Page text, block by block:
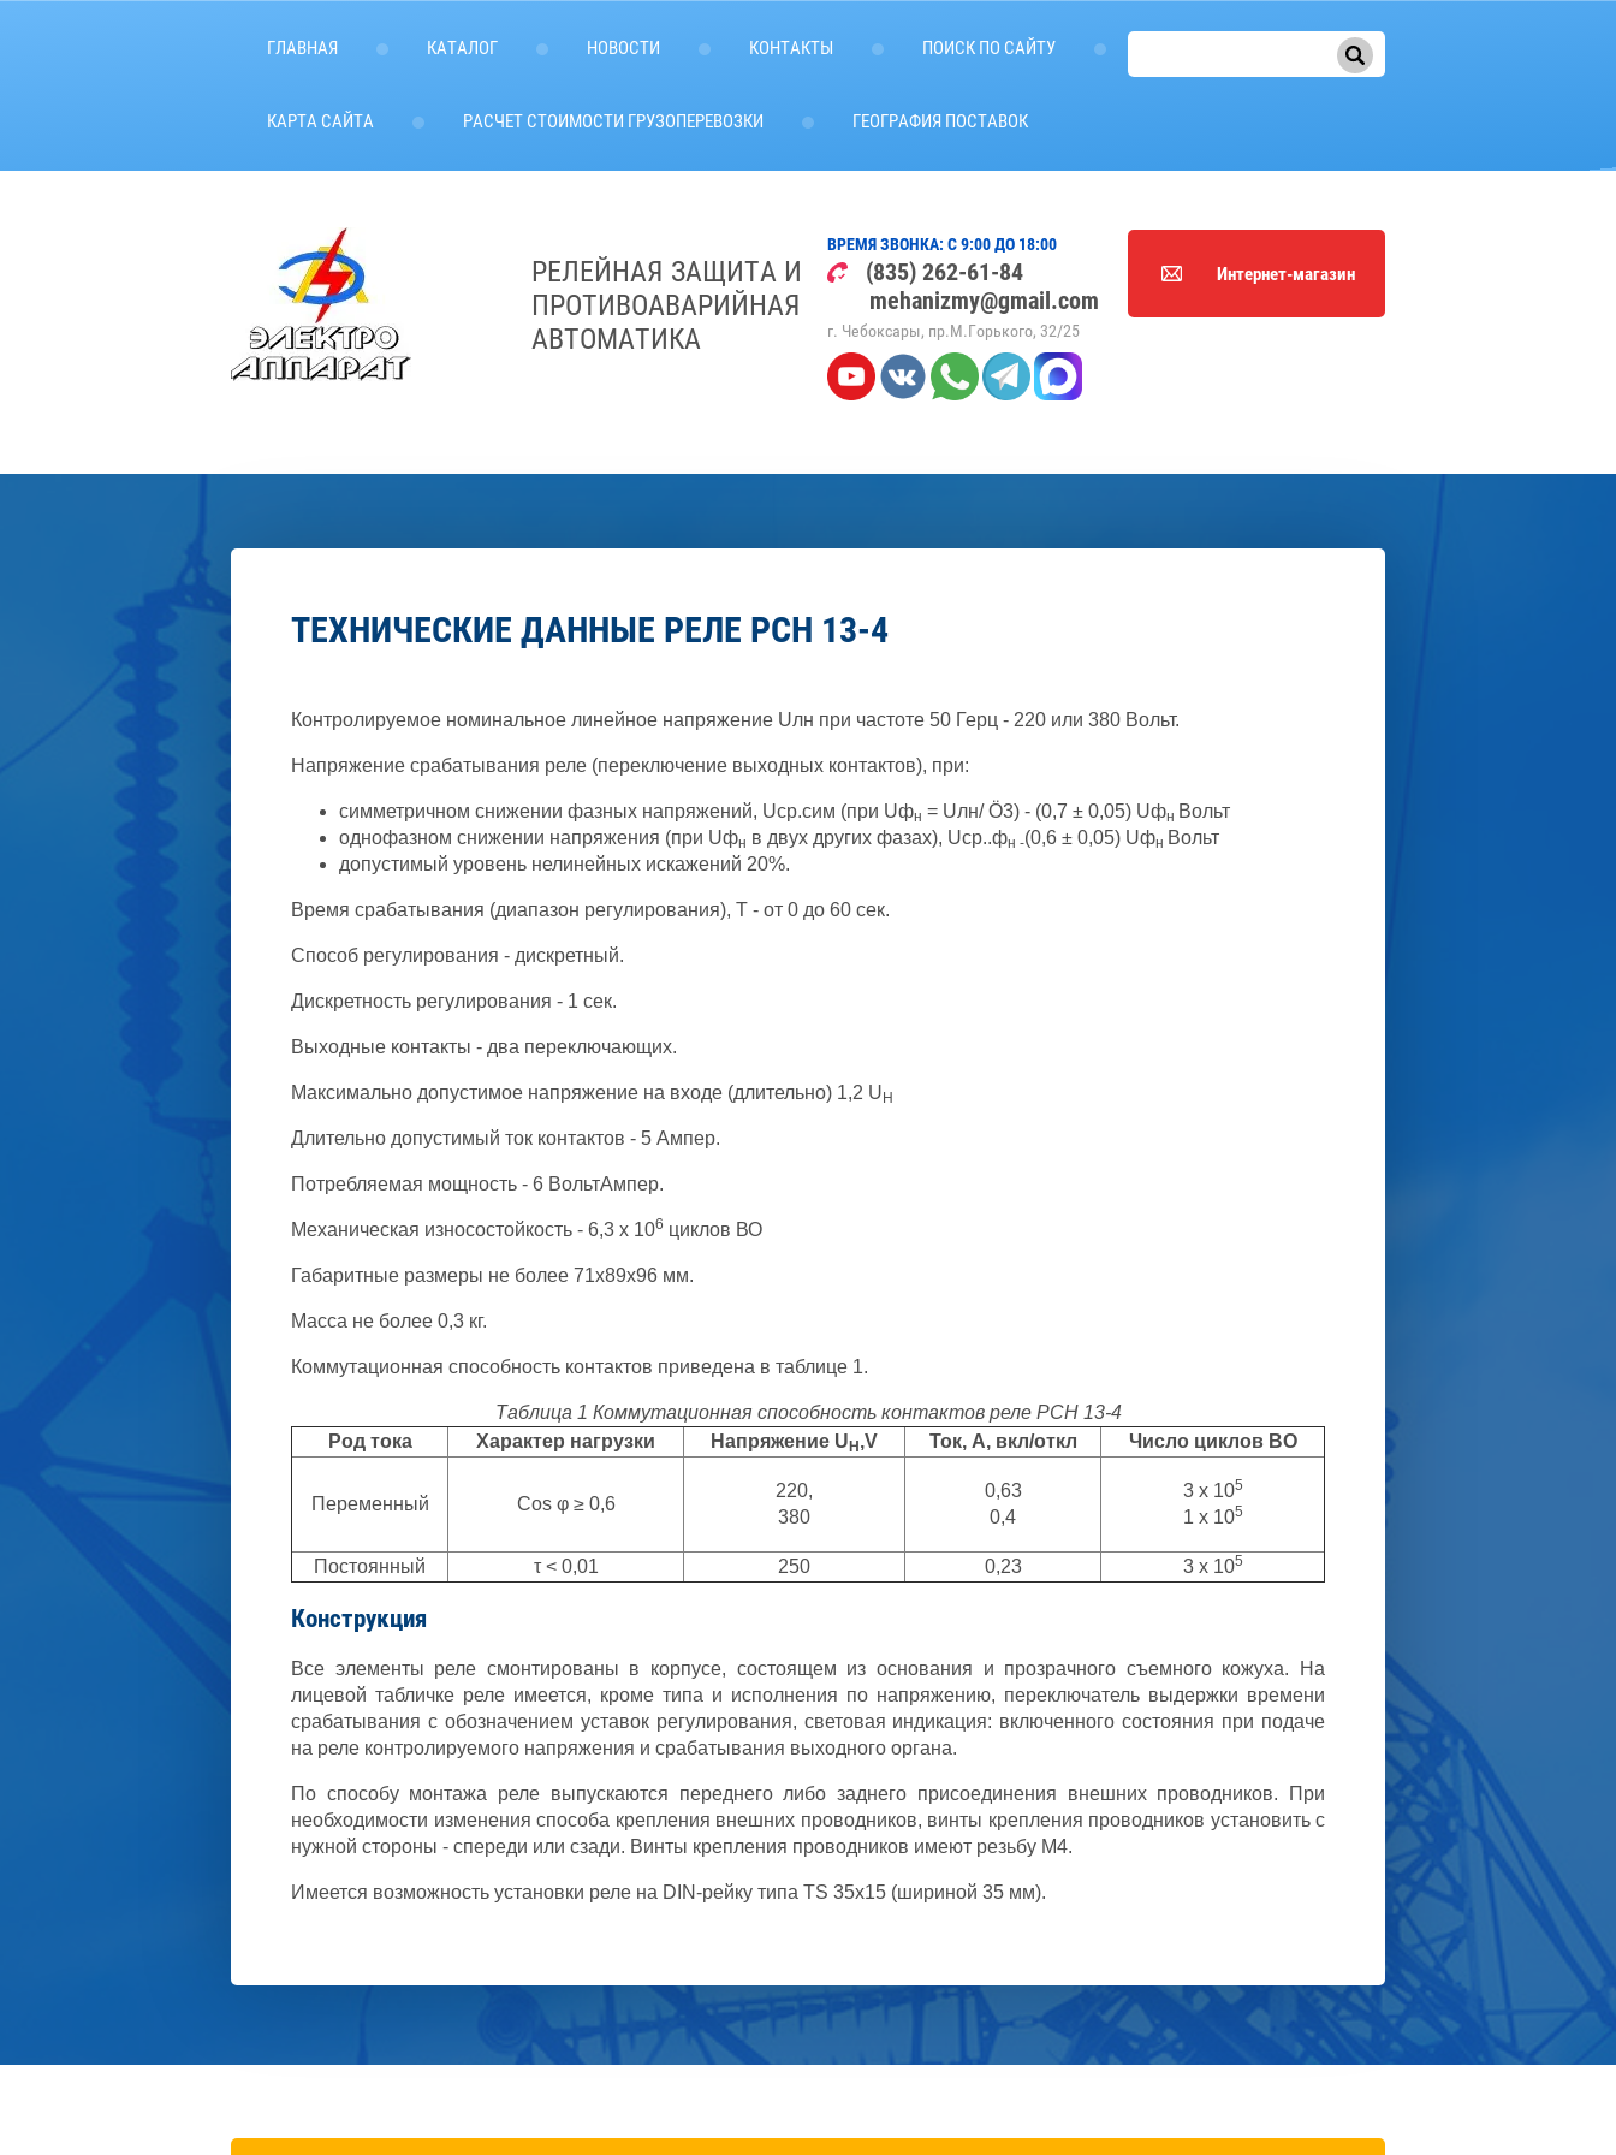
ГЛАВНАЯ КАТАЛОГ НОВОСТИ КОНТАКТЫ ПОИСК ПО САЙТУ
КАРТА САЙТА РАСЧЕТ СТОИМОСТИ ГРУЗОПЕРЕВОЗКИ ГЕОГРАФИЯ ПОСТАВОК
РЕЛЕЙНАЯ ЗАЩИТА И
ПРОТИВОАВАРИЙНАЯ
АВТОМАТИКА
ВРЕМЯ ЗВОНКА: С 9:00 ДО 18:00
(835) 262-61-84
mehanizmy@gmail.com
г. Чебоксары, пр.М.Горького, 32/25
Интернет-магазин
ТЕХНИЧЕСКИЕ ДАННЫЕ РЕЛЕ РСН 13-4
Контролируемое номинальное линейное напряжение Uлн при частоте 50 Герц - 220 или 380 Вольт.
Напряжение срабатывания реле (переключение выходных контактов), при:
симметричном снижении фазных напряжений, Uср.сим (при Uфн = Uлн/ Ö3) - (0,7 ± 0,05) Uфн Вольт
однофазном снижении напряжения (при Uфн в двух других фазах), Uср..фн -(0,6 ± 0,05) Uфн Вольт
допустимый уровень нелинейных искажений 20%.
Время срабатывания (диапазон регулирования), Т - от 0 до 60 сек.
Способ регулирования - дискретный.
Дискретность регулирования - 1 сек.
Выходные контакты - два переключающих.
Максимально допустимое напряжение на входе (длительно) 1,2 U H
Длительно допустимый ток контактов - 5 Ампер.
Потребляемая мощность - 6 ВольтАмпер.
Механическая износостойкость - 6,3 х 106 циклов ВО
Габаритные размеры не более 71x89x96 мм.
Масса не более 0,3 кг.
Коммутационная способность контактов приведена в таблице 1.
Таблица 1 Коммутационная способность контактов реле РСН 13-4
Род тока
Характер нагрузки Напряжение U H ,V Ток, А, вкл/откл Число циклов ВО
Переменный Cos φ ≥ 0,6
220,
380
0,63
0,4
3 x 105
1 x 105
Постоянный τ < 0,01 250 0,23 3 x 105
Конструкция
Все элементы реле смонтированы в корпусе, состоящем из основания и прозрачного съемного кожуха. На
лицевой табличке реле имеется, кроме типа и исполнения по напря­жению, переключатель выдержки времени
срабатывания с обозначением уставок регули­рования, световая индикация: включенного состояния при подаче
на реле контролируе­мого напряжения и срабатывания выходного органа.
По способу монтажа реле выпускаются переднего либо заднего присоединения внешних проводников. При
необходимости изменения способа крепления внешних проводников, винты крепления проводников установить с
нужной стороны - спереди или сзади. Винты крепления проводников имеют резьбу М4.
Имеется возможность установки реле на DIN-рейку типа TS 35x15 (шириной 35 мм).